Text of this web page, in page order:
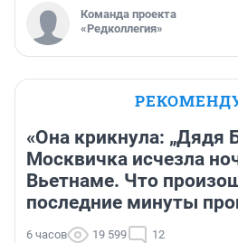
Команда проекта
«Редколлегия»
«Она крикнула: „Дядя
Москвичка исчезла
Вьетнаме. Что
последние минуты
6 часов 19 599 12